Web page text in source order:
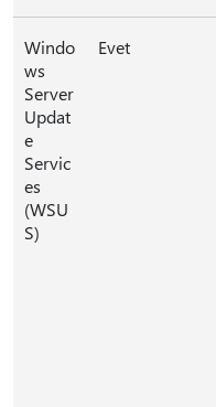
Windo
ws
Server
Updat
e
Servic
es
(WSU
S)
Evet